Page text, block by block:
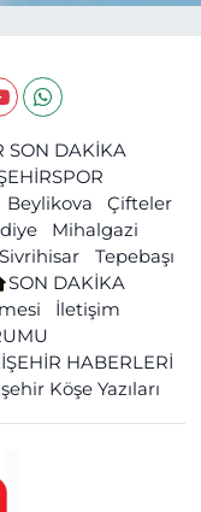
SON DAKİKA
Beylikova
Çifteler
Mihalgazi
Sivrihisar
Tepebaşı
SON DAKİKA
İletişim
HABERLERİ
Köşe Yazıları